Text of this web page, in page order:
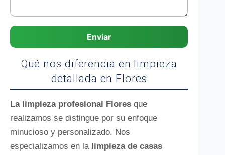
Enviar
Qué nos diferencia en limpieza
detallada en Flores
La limpieza profesional Flores que
realizamos se distingue por su enfoque
minucioso y personalizado. Nos
especializamos en la limpieza de casas